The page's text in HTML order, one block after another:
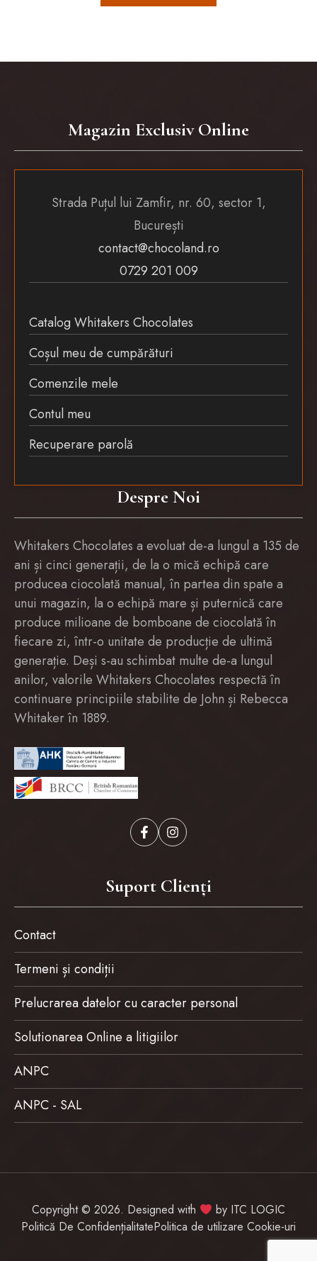
Despre Noi
Whitakers Chocolates a evoluat de-a lungul a 135 de
ani și cinci generații, de la o mică echipă care
producea ciocolată manual, în partea din spate a
unui magazin, la o echipă mare și puternică care
produce milioane de bomboane de ciocolată în
fiecare zi, într-o unitate de producție de ultimă
generație. Deși s-au schimbat multe de-a lungul
anilor, valorile Whitakers Chocolates respectă în
continuare principiile stabilite de John și Rebecca
Whitaker în 1889.
Magazin Exclusiv Online
Strada Puțul lui Zamfir, nr. 60, sector 1,
București
contact@chocoland.ro
0729 201 009
Catalog Whitakers Chocolates
Coșul meu de cumpărături
Comenzile mele
Contul meu
Recuperare parolă
Suport Clienți
Contact
Termeni și condiții
Prelucrarea datelor cu caracter personal
Solutionarea Online a litigiilor
ANPC
ANPC - SAL
Copyright © 2026. Designed with by ITC LOGIC
Politică De ConfidențialitatePolitica de utilizare Cookie-uri